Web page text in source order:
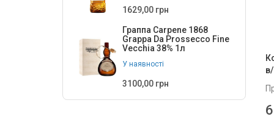
1629,00 грн
Граппа Carpene 1868
Grappa Da Prossecco Fine
Vecchia 38% 1л
У наявності
3100,00 грн